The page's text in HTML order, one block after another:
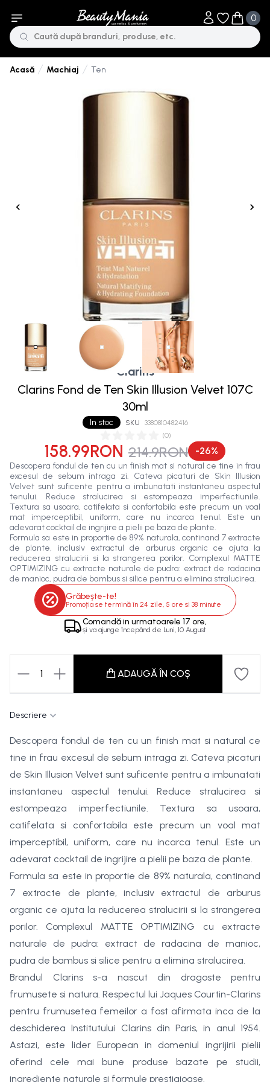
Obiecte în
0
Obiecte
Acasă Machiaj Ten
(0)
In stoc SKU 3380810482416
Clarins
Clarins Fond de Ten Skin Illusion Velvet 107C
30ml
158.99RON 214.9RON -26%
Descopera fondul de ten cu un finish mat si natural ce tine in frau
excesul de sebum intraga zi. Cateva picaturi de Skin Illusion
Velvet sunt suficente pentru a imbunatati instantaneu aspectul
tenului. Reduce stralucirea si estompeaza imperfectiunile.
Textura sa usoara, catifelata si confortabila este precum un voal
mat imperceptibil, uniform, care nu incarca tenul. Este un
adevarat cocktail de ingrijire a pielii pe baza de plante.
Formula sa este in proportie de 89% naturala, continand 7 extracte
de plante, inclusiv extractul de arburus organic ce ajuta la
reducerea stralucirii si la strangerea porilor. Complexul MATTE
OPTIMIZING cu extracte naturale de pudra: extract de radacina
de manioc, pudra de bambus si silice pentru a elimina stralucirea.
Grăbește-te!
Promoția se termină în 24 zile, 5 ore si 38 minute
Comandă in urmatoarele 17 ore,
și va ajunge începând de Luni, 10 August
1 ADAUGĂ ÎN COȘ
Descriere
Descopera fondul de ten cu un finish mat si natural ce
tine in frau excesul de sebum intraga zi. Cateva picaturi
de Skin Illusion Velvet sunt suficente pentru a imbunatati
instantaneu aspectul tenului. Reduce stralucirea si
estompeaza imperfectiunile. Textura sa usoara,
catifelata si confortabila este precum un voal mat
imperceptibil, uniform, care nu incarca tenul. Este un
adevarat cocktail de ingrijire a pielii pe baza de plante.
Formula sa este in proportie de 89% naturala, continand
7 extracte de plante, inclusiv extractul de arburus
organic ce ajuta la reducerea stralucirii si la strangerea
porilor. Complexul MATTE OPTIMIZING cu extracte
naturale de pudra: extract de radacina de manioc,
pudra de bambus si silice pentru a elimina stralucirea.
Brandul Clarins s-a nascut din dragoste pentru
frumusete si natura. Respectul lui Jaques Courtin-Clarins
pentru frumusetea femeilor a fost afirmata inca de la
deschiderea Institutului Clarins din Paris, in anul 1954.
Astazi, este lider European in domeniul ingrijirii pielii
oferind cele mai bune produse bazate pe studii,
ingrediente naturale si formule prestigioase.